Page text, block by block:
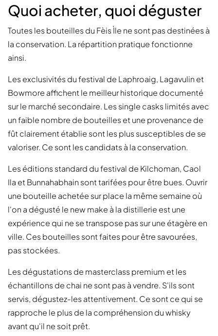
Quoi acheter, quoi déguster
Toutes les bouteilles du Fèis Ìle ne sont pas destinées à
la conservation. La répartition pratique fonctionne
ainsi.
Les exclusivités du festival de Laphroaig, Lagavulin et
Bowmore affichent le meilleur historique documenté
sur le marché secondaire. Les single casks limités avec
un faible nombre de bouteilles et une provenance de
fût clairement établie sont les plus susceptibles de se
valoriser. Ce sont les candidats à la conservation.
Les éditions standard du festival de Kilchoman, Caol
Ila et Bunnahabhain sont tarifées pour être bues. Ouvrir
une bouteille achetée sur place la même semaine où
l'on a dégusté le new make à la distillerie est une
expérience qui ne se transpose pas sur une étagère en
ville. Ces bouteilles sont faites pour être savourées,
pas stockées.
Les dégustations de masterclass premium et les
échantillons de chai ne sont pas à vendre. S'ils sont
servis, dégustez-les attentivement. Ce sont ce qui se
rapproche le plus de la compréhension du whisky
avant qu'il ne soit prêt.